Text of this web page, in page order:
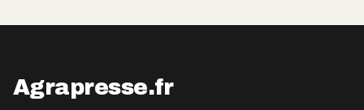
Agrapresse.fr